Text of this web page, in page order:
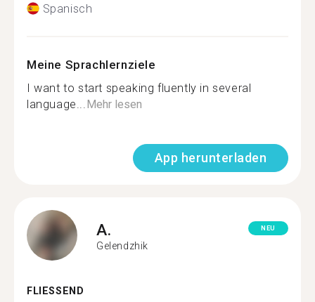
Spanisch
Meine Sprachlernziele
I want to start speaking fluently in several
language... Mehr lesen
App herunterladen
A.
Gelendzhik
NEU
FLIESSEND